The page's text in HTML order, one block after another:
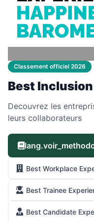
Classement officiel 2026
Best
Decouvrez les
leurs collaborateurs
Best Workplace
Best Trainee
Best Candidate